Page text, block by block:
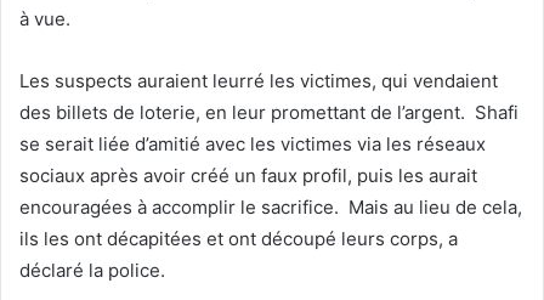
à vue.
Les suspects auraient leurré les victimes, qui vendaient
des billets de loterie, en leur promettant de l’argent. Shafi
se serait liée d’amitié avec les victimes via les réseaux
sociaux après avoir créé un faux profil, puis les aurait
encouragées à accomplir le sacrifice. Mais au lieu de cela,
ils les ont décapitées et ont découpé leurs corps, a
déclaré la police.